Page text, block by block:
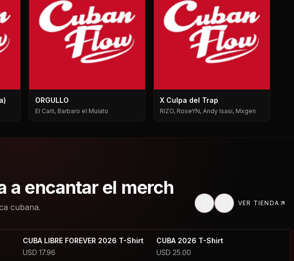
ORGULLO
El Carli, Barbaro el Mulato
X Culpa del Trap
RIZO, RoseYN, Andy Isasi, Mxgen
a encantar el merch
cubana. VER TIENDA
CUBA LIBRE FOREVER 2026 T-Shirt
USD 17.96
CUBA 2026 T-Shirt
USD 25.00